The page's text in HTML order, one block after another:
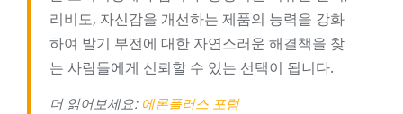
리비도, 자신감을 개선하는 제품의 능력을 강화
하여 발기 부전에 대한 자연스러운 해결책을 찾
는 사람들에게 신뢰할 수 있는 선택이 됩니다.
더 읽어보세요: 에론플러스 포럼